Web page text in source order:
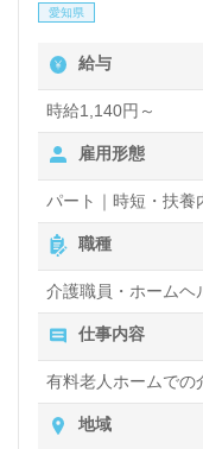
愛知県
給与
時給1,140円～
雇用形態
パート｜時短・扶養
職種
介護職員・ホームヘ
仕事内容
有料老人ホームでの
地域